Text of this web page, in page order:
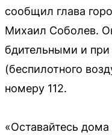
сообщил глава
Михаил Соболев.
бдительными и
(беспилотного
номеру 112.
«Оставайтесь